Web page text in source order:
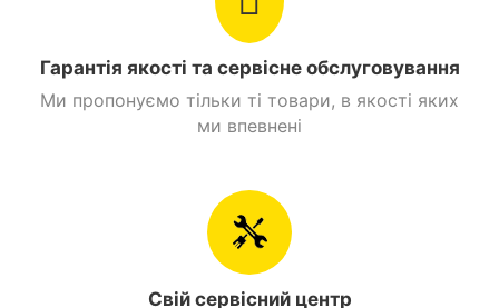
4×4 Синій та замовити з доставкою можна в таких
містах як: Київ, Дніпро, Одеса, Харків, Львів,
Запоріжжя, Вінниця, Кривий Ріг, Полтава, Черкаси,
Кропивницький, Рівне, Хмельницький, Кременчук,
Луцьк, Чернівці, Миколаїв, Івано -Франківськ,
Гарантія якості та сервісне обслуговування
Ми пропонуємо тільки ті товари, в якості яких
ми впевнені
Свій сервісний центр